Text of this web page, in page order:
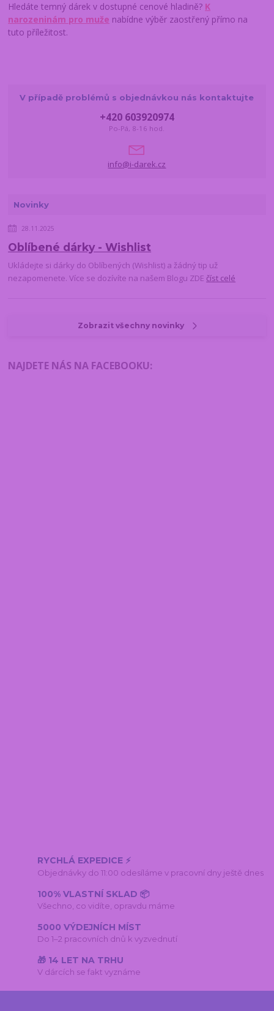
Hledáte temný dárek v dostupné cenové hladině? K
narozeninám pro muže nabídne výběr zaostřený přímo na
tuto příležitost.
V případě problémů s objednávkou nás kontaktujte
+420 603920974
Po-Pá, 8-16 hod.
info@i-darek.cz
Novinky
28.11.2025
Oblíbené dárky - Wishlist
Ukládejte si dárky do Oblíbených (Wishlist) a žádný tip už
nezapomenete. Více se dozívíte na našem Blogu ZDE číst celé
Zobrazit všechny novinky
NAJDETE NÁS NA FACEBOOKU:
RYCHLÁ EXPEDICE ⚡
Objednávky do 11:00 odesíláme v pracovní dny ještě dnes
100% VLASTNÍ SKLAD 📦
Všechno, co vidíte, opravdu máme
5000 VÝDEJNÍCH MÍST
Do 1–2 pracovních dnů k vyzvednutí
🎁 14 LET NA TRHU
V dárcích se fakt vyznáme